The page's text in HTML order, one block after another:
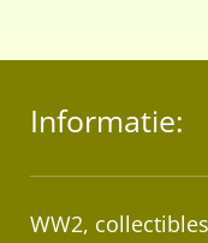
Informatie:
WW2,